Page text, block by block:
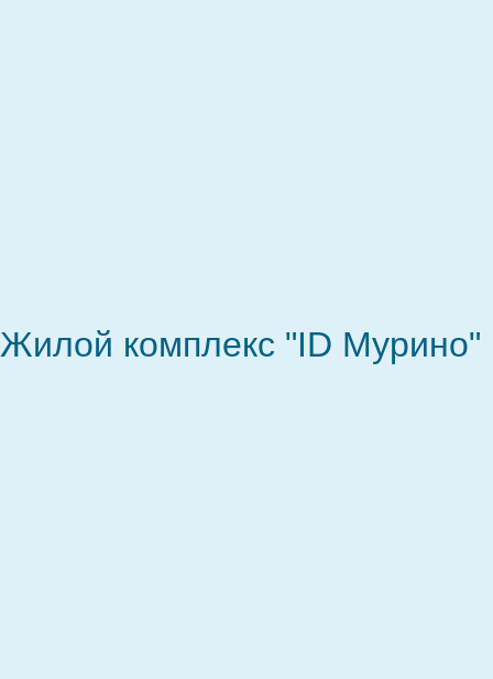
Жилой комплекс "ID Мурино"